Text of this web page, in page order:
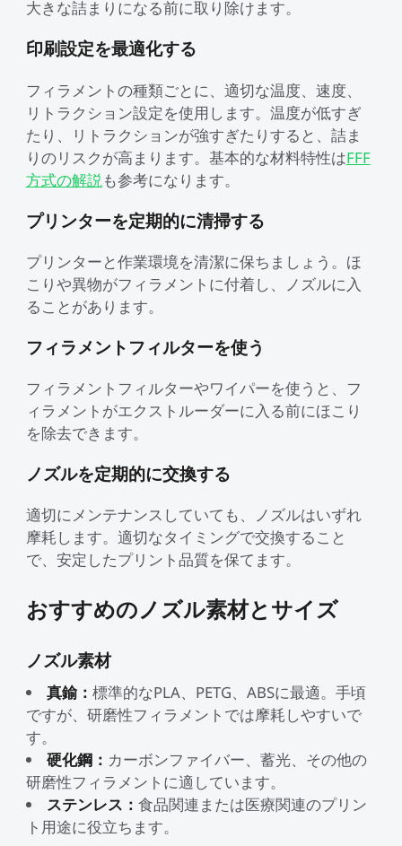
大きな詰まりになる前に取り除けます。
印刷設定を最適化する
フィラメントの種類ごとに、適切な温度、速度、
リトラクション設定を使用します。温度が低すぎ
たり、リトラクションが強すぎたりすると、詰ま
りのリスクが高まります。基本的な材料特性はFFF
方式の解説 も参考になります。
プリンターを定期的に清掃する
プリンターと作業環境を清潔に保ちましょう。ほ
こりや異物がフィラメントに付着し、ノズルに入
ることがあります。
フィラメントフィルターを使う
フィラメントフィルターやワイパーを使うと、フ
ィラメントがエクストルーダーに入る前にほこり
を除去できます。
ノズルを定期的に交換する
適切にメンテナンスしていても、ノズルはいずれ
摩耗します。適切なタイミングで交換すること
で、安定したプリント品質を保てます。
おすすめのノズル素材とサイズ
ノズル素材
真鍮：標準的なPLA、PETG、ABSに最適。手頃
ですが、研磨性フィラメントでは摩耗しやすいで
す。
硬化鋼： カーボンファイバー、蓄光、その他の
研磨性フィラメントに適しています。
ステンレス：食品関連または医療関連のプリン
ト用途に役立ちます。